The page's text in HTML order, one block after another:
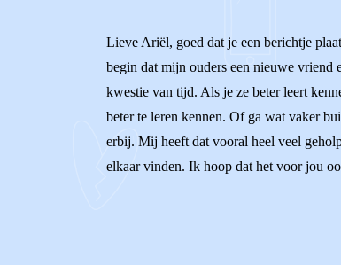
Lieve Ariël, goed dat je een berichtje
begin dat mijn ouders een nieuwe vriend
kwestie van tijd. Als je ze beter leert
beter te leren kennen. Of ga wat vaker
erbij. Mij heeft dat vooral heel veel
elkaar vinden. Ik hoop dat het voor jou